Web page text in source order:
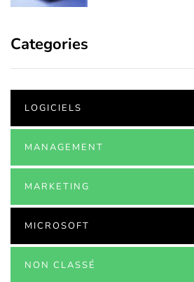
Categories
LOGICIELS
MANAGEMENT
MARKETING
MICROSOFT
NON CLASSÉ